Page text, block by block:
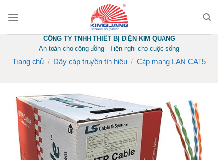
CÔNG TY TNHH THIẾT BỊ ĐIỆN KIM QUANG
An toàn cho cộng đồng - Tiện nghi cho cuộc sống
Trang chủ / Dây cáp truyền tín hiệu / Cáp mạng LAN CAT5